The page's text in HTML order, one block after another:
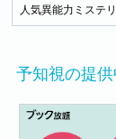
人気異能力ミステ
予知視の提